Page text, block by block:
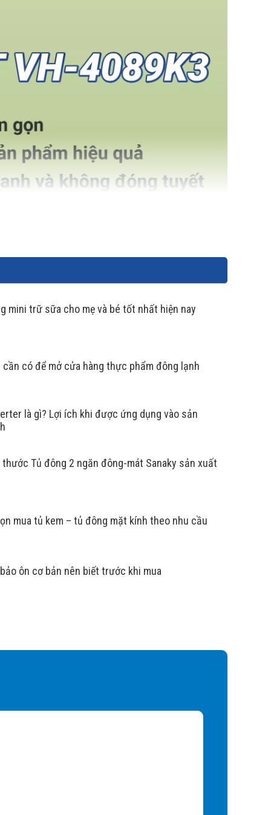
nhiều diện tích. Với dung tích và kích thước của
mini trữ sữa cho mẹ và bé tốt nhất hiện nay
có để mở cửa hàng thực phẩm đông lạnh
là gì? Lợi ích khi được ứng dụng vào sản
Tủ đông 2 ngăn đông-mát Sanaky sản xuất
mua tủ kem – tủ đông mặt kính theo nhu cầu
ôn cơ bản nên biết trước khi mua